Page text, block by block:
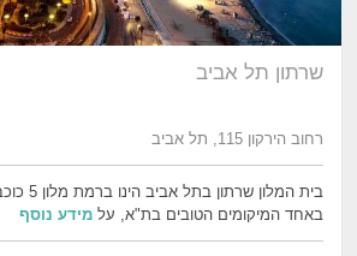
שרתון תל אביב
רחוב הירקון 115, תל אביב
בית
באחד המיקומים הטובים בת"א, עלמידע נוסף